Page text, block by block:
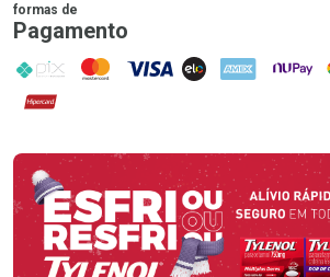
formas de
Pagamento
PIX MasterCard
VISA ELO AMEX NuPay
Hipercard
Promoção em Destaque